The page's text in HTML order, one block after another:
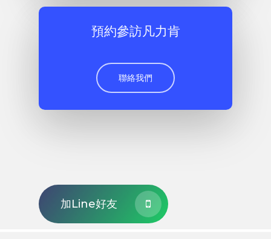
預約參訪凡力肯
聯絡我們
加Line好友